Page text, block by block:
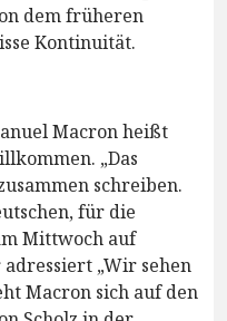
dem früheren
Kontinuität.
Macron heißt
„Das
schreiben.
für die
Mittwoch auf
„Wir sehen
Macron sich auf den